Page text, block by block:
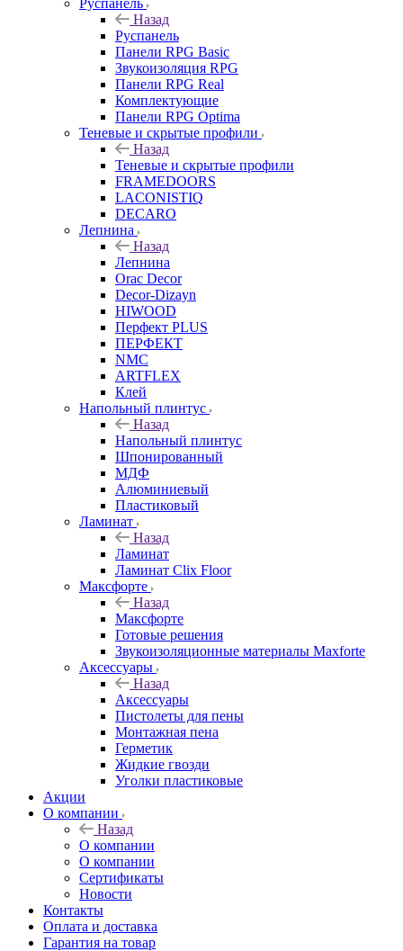
Руспанель
Назад
Руспанель
Панели RPG Basic
Звукоизоляция RPG
Панели RPG Real
Комплектующие
Панели RPG Optima
Теневые и скрытые профили
Назад
Теневые и скрытые профили
FRAMEDOORS
LACONISTIQ
DECARO
Лепнина
Назад
Лепнина
Orac Decor
Decor-Dizayn
HIWOOD
Перфект PLUS
ПЕРФЕКТ
NMC
ARTFLEX
Клей
Напольный плинтус
Назад
Напольный плинтус
Шпонированный
МДФ
Алюминиевый
Пластиковый
Ламинат
Назад
Ламинат
Ламинат Clix Floor
Максфорте
Назад
Максфорте
Готовые решения
Звукоизоляционные материалы Maxforte
Аксессуары
Назад
Аксессуары
Пистолеты для пены
Монтажная пена
Герметик
Жидкие гвозди
Уголки пластиковые
Акции
О компании
Назад
О компании
О компании
Сертификаты
Новости
Контакты
Оплата и доставка
Гарантия на товар